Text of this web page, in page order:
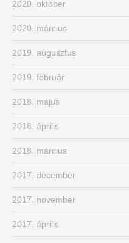
2020. október
2020. március
2019. augusztus
2019. február
2018. május
2018. április
2018. március
2017. december
2017. november
2017. április